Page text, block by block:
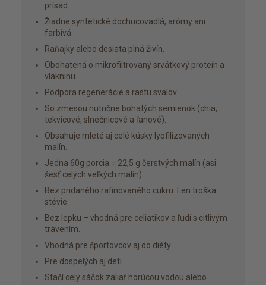
prísad.
Žiadne syntetické dochucovadlá, arómy ani
farbivá.
Raňajky alebo desiata plná živín.
Obohatená o mikrofiltrovaný srvátkový proteín a
vlákninu.
Podpora regenerácie a rastu svalov.
So zmesou nutrične bohatých semienok (chia,
tekvicové, slnečnicové a ľanové).
Obsahuje mleté aj celé kúsky lyofilizovaných
malín.
Jedna 60g porcia = 22,5 g čerstvých malín (asi
šesť celých veľkých malín).
Bez pridaného rafinovaného cukru. Len troška
stévie.
Bez lepku – vhodná pre celiatikov a ľudí s citlivým
trávením.
Vhodná pre športovcov aj do diéty.
Pre dospelých aj deti.
Stačí celý sáčok zaliať horúcou vodou alebo